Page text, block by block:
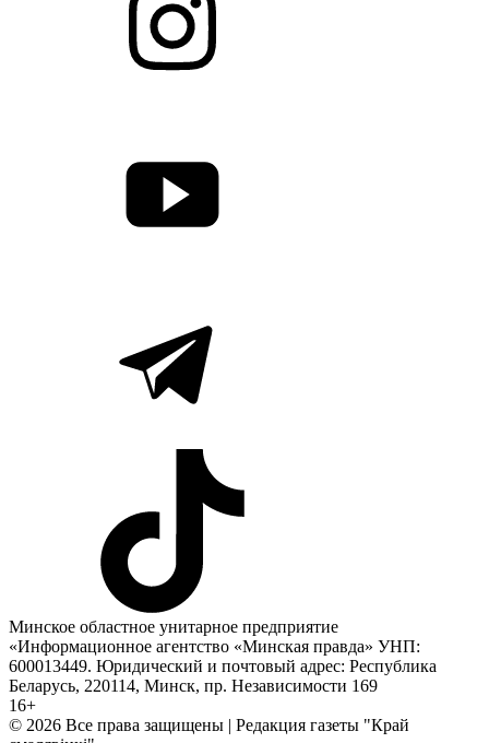
Минское областное унитарное предприятие
«Информационное агентство «Минская правда» УНП:
600013449. Юридический и почтовый адрес: Республика
Беларусь, 220114, Минск, пр. Независимости 169
16+
© 2026 Все права защищены | Редакция газеты "Край